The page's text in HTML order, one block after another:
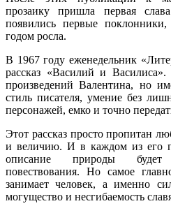
прозаику пришла первая
появились первые
годом росла.
В 1967 году еженедельник
рассказ «Василий и
произведений Валентина, но
стиль писателя, умение без
персонажей, емко и точно
Этот рассказ просто пропитан
и величию. И в каждом из его
описание природы будет
повествования. Но самое
занимает человек, а именно
могущество и несгибаемость